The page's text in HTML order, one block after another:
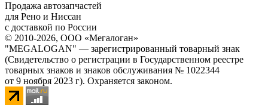
Продажа автозапчастей
для Рено и Ниссан
с доставкой по России
© 2010-2026, ООО «Мегалоган»
"MEGALOGAN" — зарегистрированный товарный знак
(Свидетельство о регистрации в Государственном реестре
товарных знаков и знаков обслуживания № 1022344
от 9 ноября 2023 г). Охраняется законом.